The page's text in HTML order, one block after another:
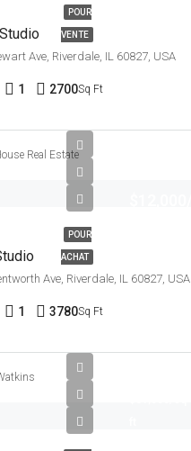
POUR
VENTE
Ave, Riverdale, IL 60827, USA
1 2700Sq Ft
Real Estate
POUR
ACHAT
Ave, Riverdale, IL 60827, USA
1 3780Sq Ft